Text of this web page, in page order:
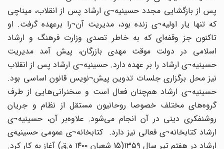
پس از بازگشایی مجدد حسینیه¬ی ارشاد پس از انقلاب، میناچی
که تنها یار اولیه¬ی زنده بود، مدیریت آن¬را برعهده گرفت. او
تاکنون جز وقفه‌ای که به خاطر تصدی وزارت فرهنگ و ارشاد
اسلامی در دولت موقت مهدی بازرگان، پیش آمد مدیریت
حسینیه¬ی ارشاد را بر عهده دارد. حسینیه¬ی ارشاد پس از انقلاب
نیز محل برگزاری جلسات تدوین پیش¬نویس قانون اساسی بود.
حسینیه¬ی‌ ارشاد هم‌چنان فعال است و سخنرانی‌هایی از طرف
گروه‌های مختلف خصوصا روحانیون مستقل از نظام و جریان
روشنفکری دینی در آن انجام می‌شود. علاوه‌بر آن، حسینیه¬ی
ارشاد کتابخانه¬ی فعالی نیز دارد. کتابخانه¬ی عمومی حسینیه‌ی
ارشاد در هفتم تیر سال ۱۳۵۹(15 شعبان ۱۴۰۰ ه.ق‌) آغاز به کار کرد.